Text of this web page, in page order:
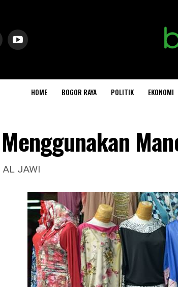
HOME BOGOR RAYA POLITIK EKONOMI
AL JAWI